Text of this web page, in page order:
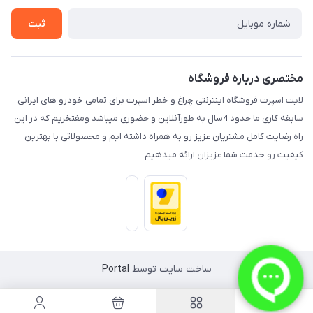
ثبت
مختصری درباره فروشگاه
لایت اسپرت فروشگاه اینترنتی چراغ و خطر اسپرت برای تمامی خودرو های ایرانی
سابقه کاری ما حدود 4سال به طورآنلاین و حضوری میباشد ومفتخریم که در این
راه رضایت کامل مشتریان عزیز رو به همراه داشته ایم و محصولاتی با بهترین
کیفیت رو خدمت شما عزیزان ارائه میدهیم
ساخت سایت توسط Portal